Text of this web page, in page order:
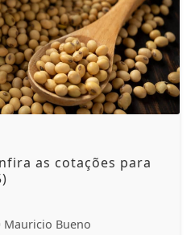
as cotações para
Mauricio Bueno